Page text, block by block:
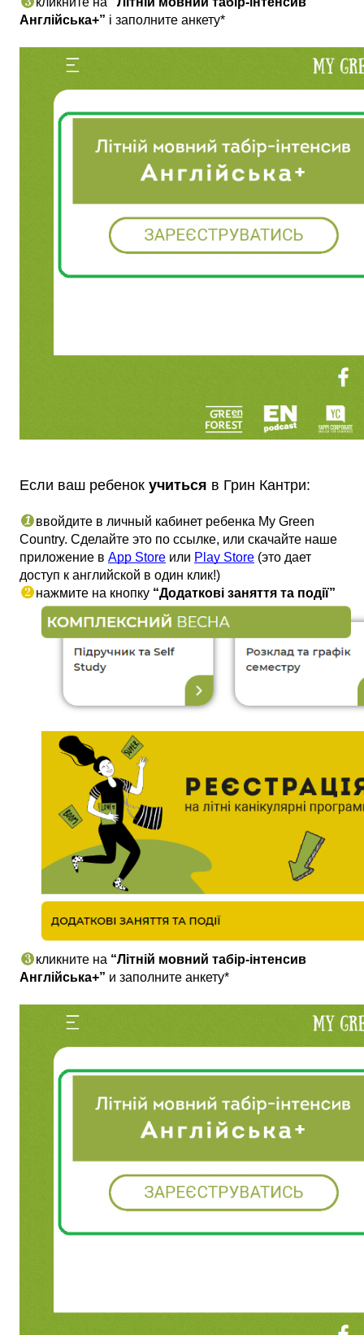
Англійська+” і заполните анкету*
Если ваш ребенок учиться в Грин Кантри:
ввойдите в личный кабинет ребенка My Green
Country. Сделайте это по ссылке, или скачайте наше
приложение в App Store или Play Store (это дает
доступ к английской в один клик!)
нажмите на кнопку “Додаткові заняття та події”
кликните на “Літній мовний табір-інтенсив
Англійська+” и заполните анкету*